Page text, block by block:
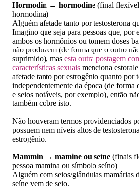
Hormodin → hormodine (final
hormodina)
Alguém afetade tanto por testosterona
Imagino que seja para pessoas que, por
ambos os hormônios ou tomem doses
não produzem (de forma que o outro
suprimido), mas esta outra postagem
características sexuais menciona
afetade tanto por estrogênio quanto por
independentemente da época (de forma
e seios notáveis, por exemplo), então
também cobre isto.
Não houveram termos providenciados
possuem nem níveis altos de
estrogênio.
Mammin → mamine ou seíne (finais
pessoa mamina ou símbolo seíno)
Alguém com seios/glândulas mamárias
seíne vem de seio.